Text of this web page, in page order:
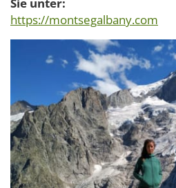
https://montsegalbany.com